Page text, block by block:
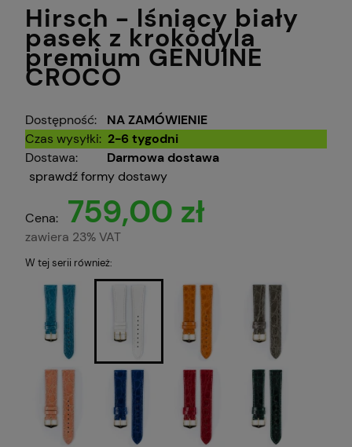
Hirsch - lśniący biały
pasek z krokodyla
premium GENUINE
CROCO
Dostępność:
NA ZAMÓWIENIE
Czas wysyłki: 2-6 tygodni
Dostawa:
Darmowa dostawa
sprawdź formy dostawy
Cena: 759,00 zł
zawiera 23% VAT
W tej serii również: